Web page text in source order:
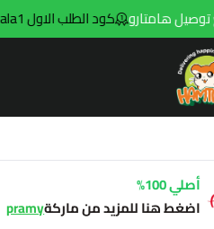
كود الطلب الاول hala1
أصلي 100%
اضغط هنا للمزيد من ماركةpramy